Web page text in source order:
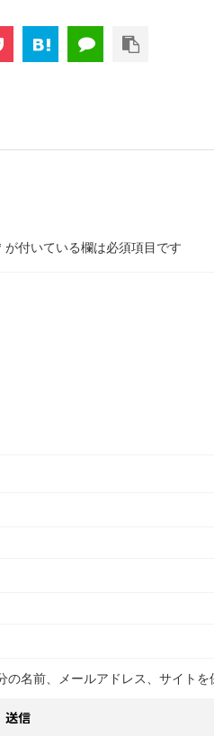
が付いている欄は必須項目です
名前、メールアドレス、サイトを